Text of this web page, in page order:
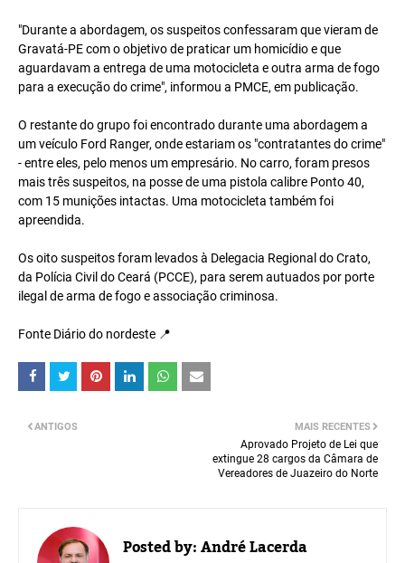
"Durante a abordagem, os suspeitos confessaram que vieram de
Gravatá-PE com o objetivo de praticar um homicídio e que
aguardavam a entrega de uma motocicleta e outra arma de fogo
para a execução do crime", informou a PMCE, em publicação.
O restante do grupo foi encontrado durante uma abordagem a
um veículo Ford Ranger, onde estariam os "contratantes do crime"
- entre eles, pelo menos um empresário. No carro, foram presos
mais três suspeitos, na posse de uma pistola calibre Ponto 40,
com 15 munições intactas. Uma motocicleta também foi
apreendida.
Os oito suspeitos foram levados à Delegacia Regional do Crato,
da Polícia Civil do Ceará (PCCE), para serem autuados por porte
ilegal de arma de fogo e associação criminosa.
Fonte Diário do nordeste 📍
MAIS RECENTES
Aprovado Projeto de Lei que
extingue 28 cargos da Câmara de
Vereadores de Juazeiro do Norte
ANTIGOS
Posted by:André Lacerda